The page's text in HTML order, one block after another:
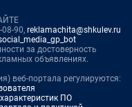
90, reklamachita@shkulev.ru
за достоверность
объявлениях.
веб-портала регулируются:
ПО